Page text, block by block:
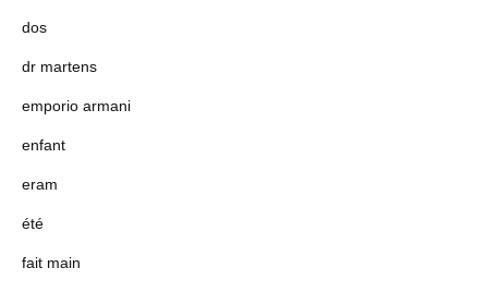
dos
dr martens
emporio armani
enfant
eram
été
fait main